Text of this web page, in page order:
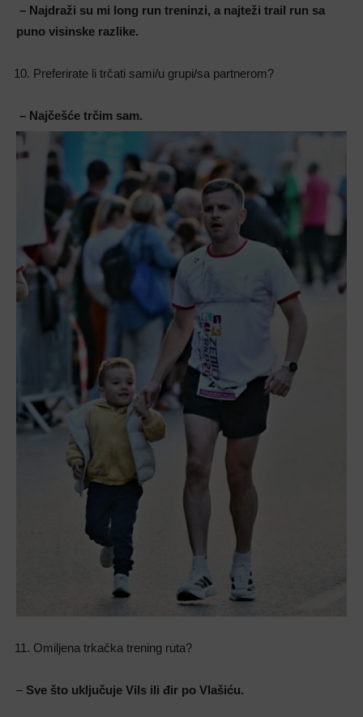
– Najdraži su mi long run treninzi, a najteži trail run sa
puno visinske razlike.
Preferirate li trčati sami/u grupi/sa partnerom?
– Najčešće trčim sam.
Omiljena trkačka trening ruta?
– Sve što uključuje Vils ili đir po Vlašiću.